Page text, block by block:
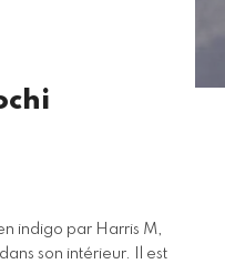
indigo par Harris M,
son intérieur. Il est